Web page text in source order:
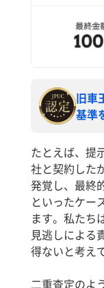
旧車
基準
たとえば、提
社と契約した
発覚し、最終
といったケー
ます。私たち
見逃しによる
得ないと考え
二重査定のよ